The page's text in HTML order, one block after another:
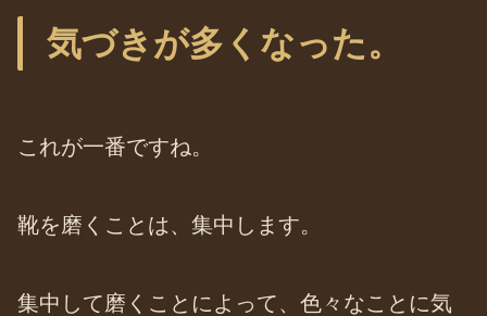
気づきが多くなった。
これが一番ですね。
靴を磨くことは、集中します。
集中して磨くことによって、色々なことに気